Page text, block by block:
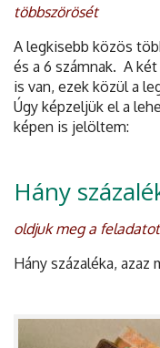
többszörösét
A legkisebb közös
és a 6 számnak. A
is van, ezek közül a
Úgy képzeljük el a
képen is jelöltem:
Hány
oldjuk meg a feladatot
Hány százaléka, azaz